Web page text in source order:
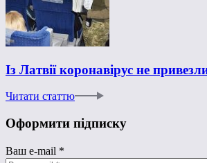
Із Латвії коронавірус не
Читати статтю
Оформити підписку
Ваш e-mail *